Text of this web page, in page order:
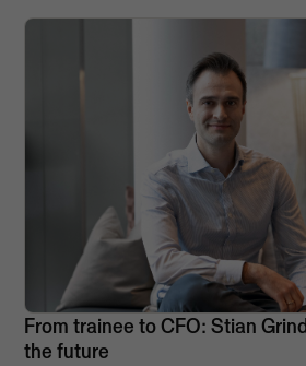
From trainee to CFO: Stian
the future